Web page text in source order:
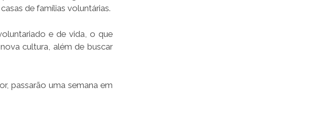
de famílias voluntárias.
e de vida, o que
cultura, além de buscar
passarão uma semana em